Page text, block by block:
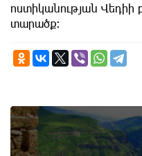
ոստիկանության
տարածք։
8th